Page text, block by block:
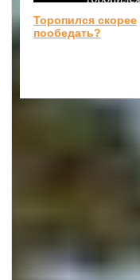
Торопился скорее
пообедать?